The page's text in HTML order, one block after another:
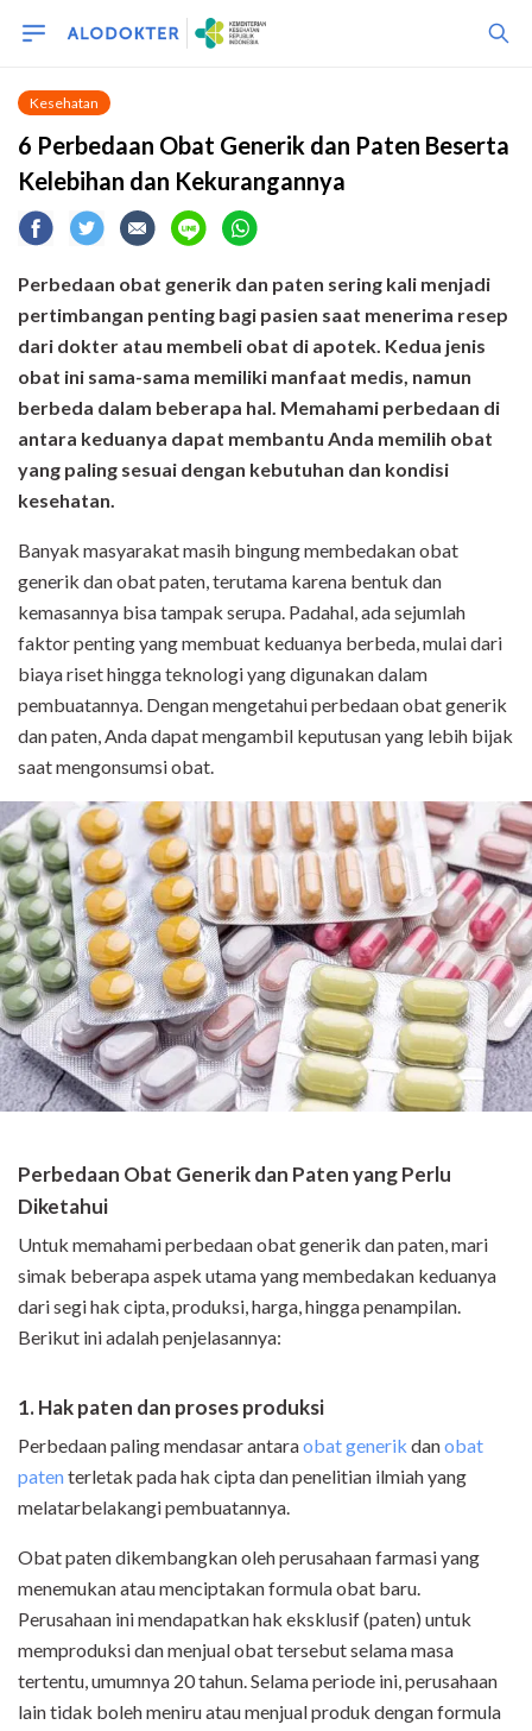
Kesehatan
6 Perbedaan Obat Generik dan Paten Beserta
Kelebihan dan Kekurangannya
Perbedaan obat generik dan paten sering kali menjadi
pertimbangan penting bagi pasien saat menerima resep
dari dokter atau membeli obat di apotek. Kedua jenis
obat ini sama-sama memiliki manfaat medis, namun
berbeda dalam beberapa hal. Memahami perbedaan di
antara keduanya dapat membantu Anda memilih obat
yang paling sesuai dengan kebutuhan dan kondisi
kesehatan.
Banyak masyarakat masih bingung membedakan obat
generik dan obat paten, terutama karena bentuk dan
kemasannya bisa tampak serupa. Padahal, ada sejumlah
faktor penting yang membuat keduanya berbeda, mulai dari
biaya riset hingga teknologi yang digunakan dalam
pembuatannya. Dengan mengetahui perbedaan obat generik
dan paten, Anda dapat mengambil keputusan yang lebih bijak
saat mengonsumsi obat.
Perbedaan Obat Generik dan Paten yang Perlu
Diketahui
Untuk memahami perbedaan obat generik dan paten, mari
simak beberapa aspek utama yang membedakan keduanya
dari segi hak cipta, produksi, harga, hingga penampilan.
Berikut ini adalah penjelasannya:
1. Hak paten dan proses produksi
Perbedaan paling mendasar antaraobat generik danobat
patenterletak pada hak cipta dan penelitian ilmiah yang
melatarbelakangi pembuatannya.
Obat paten dikembangkan oleh perusahaan farmasi yang
menemukan atau menciptakan formula obat baru.
Perusahaan ini mendapatkan hak eksklusif (paten) untuk
memproduksi dan menjual obat tersebut selama masa
tertentu, umumnya 20 tahun. Selama periode ini, perusahaan
lain tidak boleh meniru atau menjual produk dengan formula